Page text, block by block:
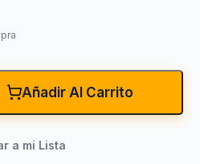
Añadir Al Carrito
a mi Lista